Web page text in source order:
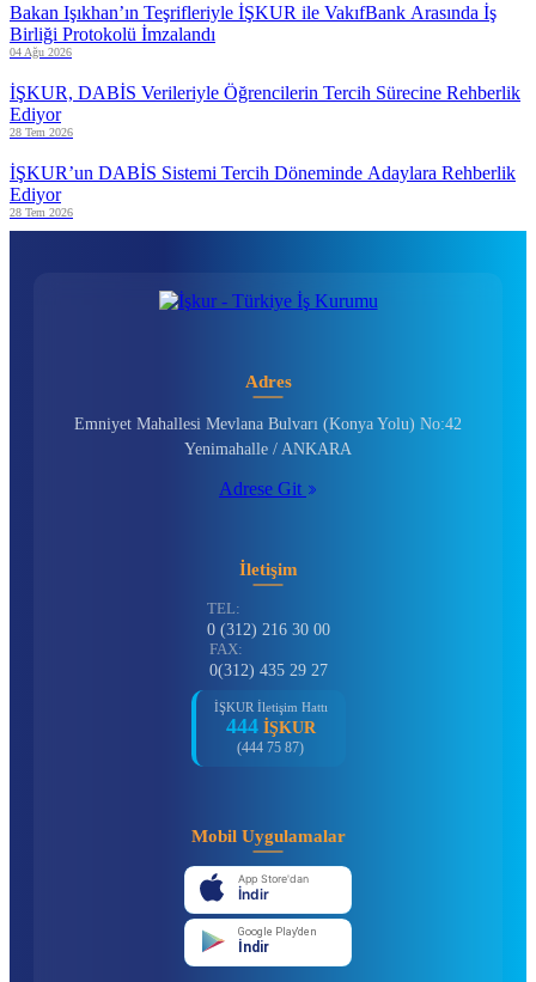
Bakan Işıkhan’ın Teşrifleriyle İŞKUR ile VakıfBank Arasında İş
Birliği Protokolü İmzalandı
04 Ağu 2026
İŞKUR, DABİS Verileriyle Öğrencilerin Tercih Sürecine Rehberlik
Ediyor
28 Tem 2026
İŞKUR’un DABİS Sistemi Tercih Döneminde Adaylara Rehberlik
Ediyor
28 Tem 2026
Adres
Emniyet Mahallesi Mevlana Bulvarı (Konya Yolu) No:42
Yenimahalle / ANKARA
Adrese Git
İletişim
TEL:
0 (312) 216 30 00
FAX:
0(312) 435 29 27
İŞKUR İletişim Hattı
444 İŞKUR
(444 75 87)
Mobil Uygulamalar
App Store'dan
İndir
Google Play'den
İndir